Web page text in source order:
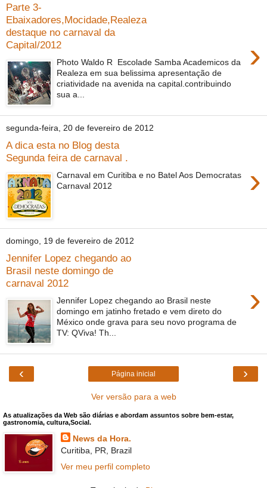
Parte 3-
Ebaixadores,Mocidade,Realeza
destaque no carnaval da
Capital/2012
›
Photo Waldo R Escolade Samba Academicos da
Realeza em sua belissima apresentação de
criatividade na avenida na capital.contribuindo
sua a...
segunda-feira, 20 de fevereiro de 2012
A dica esta no Blog desta
Segunda feira de carnaval .
›
Carnaval em Curitiba e no Batel Aos Democratas
Carnaval 2012
domingo, 19 de fevereiro de 2012
Jennifer Lopez chegando ao
Brasil neste domingo de
carnaval 2012
›
Jennifer Lopez chegando ao Brasil neste
domingo em jatinho fretado e vem direto do
México onde grava para seu novo programa de
TV: QViva! Th...
‹ ›
Página inicial
Ver versão para a web
As atualizações da Web são diárias e abordam assuntos sobre bem-estar,
gastronomia, cultura,Social.
News da Hora.
Curitiba, PR, Brazil
Ver meu perfil completo